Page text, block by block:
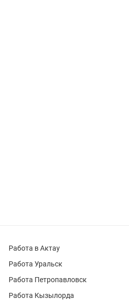
Работа в Актау
Работа Уральск
Работа Петропавловск
Работа Кызылорда